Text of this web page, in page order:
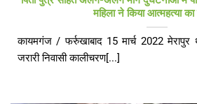
महिला ने किया आत्महत्या
कायमगंज / फर्रुखाबाद 15 मार्च 2022 मेरापुर
जरारी निवासी कालीचरण[...]